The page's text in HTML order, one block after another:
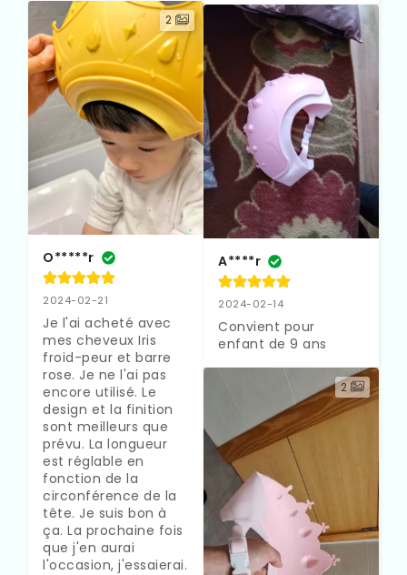
2
O*****r
2024-02-21
Je l'ai acheté avec
mes cheveux Iris
froid-peur et barre
rose. Je ne l'ai pas
encore utilisé. Le
design et la finition
sont meilleurs que
prévu. La longueur
est réglable en
fonction de la
circonférence de la
tête. Je suis bon à
ça. La prochaine fois
que j'en aurai
l'occasion, j'essaierai.
A****r
2024-02-14
Convient pour
enfant de 9 ans
2